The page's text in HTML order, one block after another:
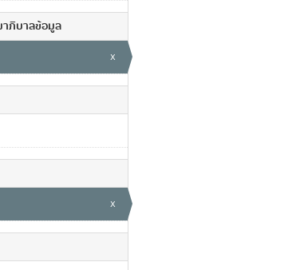
ภิบาลข้อมูล
x
x